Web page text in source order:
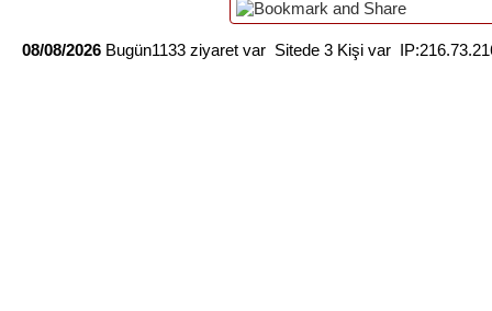
08/08/2026 Bugün1133 ziyaret var Sitede 3 Kişi var